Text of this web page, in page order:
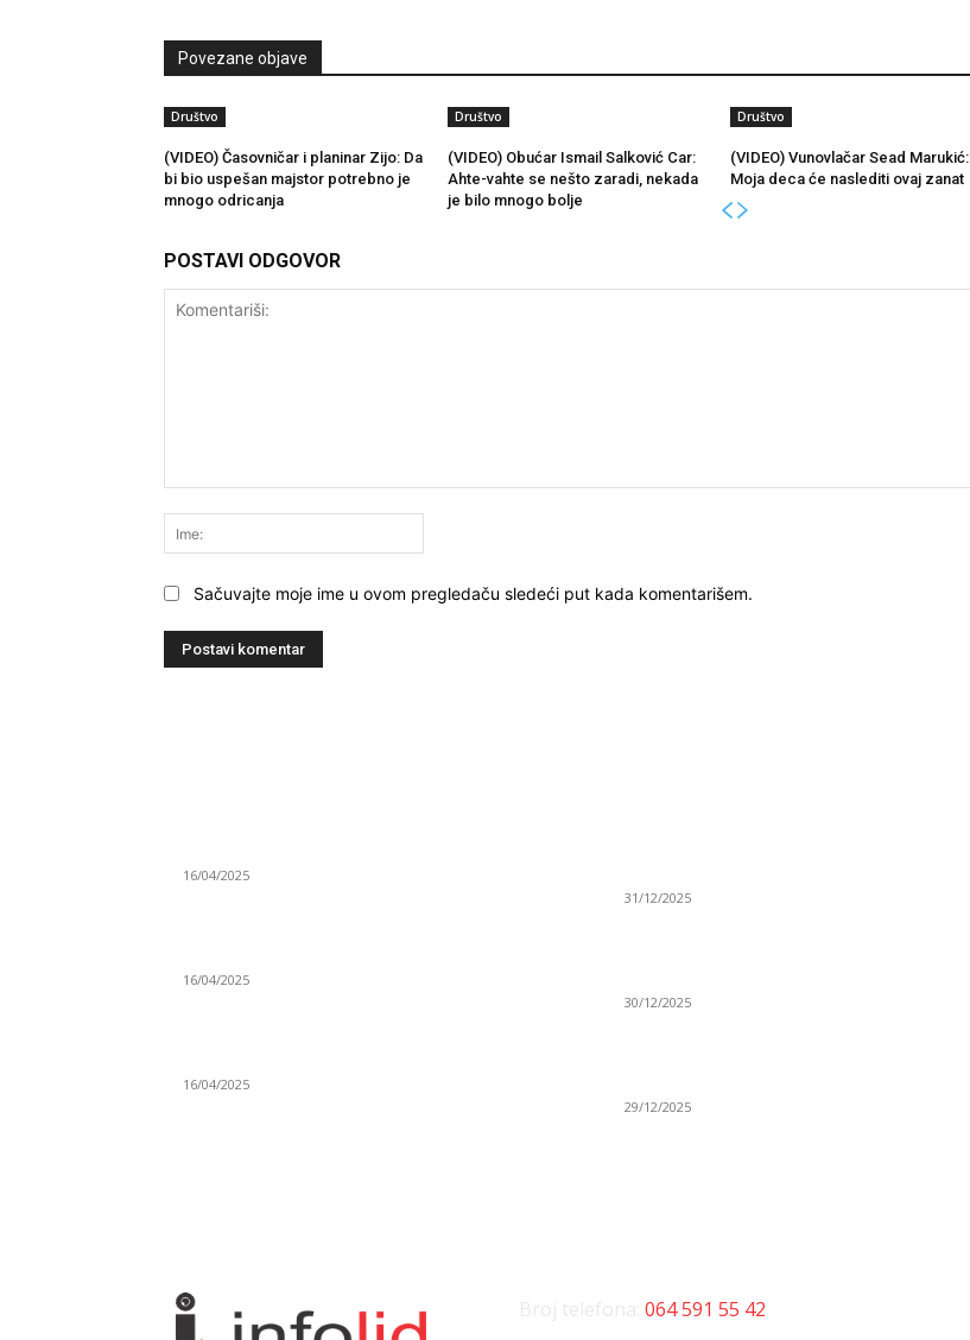
Povezane objave
Društvo
(VIDEO) Časovničar i planinar Zijo: Da
bi bio uspešan majstor potrebno je
mnogo odricanja
Društvo
(VIDEO) Obućar Ismail Salković Car:
Ahte-vahte se nešto zaradi, nekada
je bilo mnogo bolje
Društvo
(VIDEO) Vunovlačar Sead Marukić:
Moja deca će naslediti ovaj zanat
POSTAVI ODGOVOR
Sačuvajte moje ime u ovom pregledaču sledeći put kada komentarišem.
16/04/2025
16/04/2025
16/04/2025
31/12/2025
30/12/2025
29/12/2025
064 591 55 42